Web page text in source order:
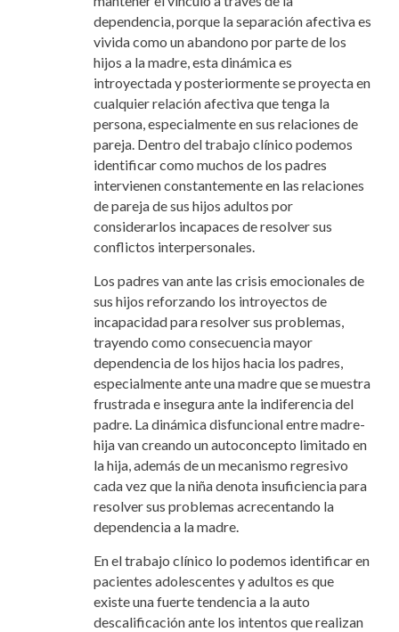
dependencia, porque la separación afectiva es
vivida como un abandono por parte de los
hijos a la madre, esta dinámica es
introyectada y posteriormente se proyecta en
cualquier relación afectiva que tenga la
persona, especialmente en sus relaciones de
pareja. Dentro del trabajo clínico podemos
identificar como muchos de los padres
intervienen constantemente en las relaciones
de pareja de sus hijos adultos por
considerarlos incapaces de resolver sus
conflictos interpersonales.
Los padres van ante las crisis emocionales de
sus hijos reforzando los introyectos de
incapacidad para resolver sus problemas,
trayendo como consecuencia mayor
dependencia de los hijos hacia los padres,
especialmente ante una madre que se muestra
frustrada e insegura ante la indiferencia del
padre. La dinámica disfuncional entre madre-
hija van creando un autoconcepto limitado en
la hija, además de un mecanismo regresivo
cada vez que la niña denota insuficiencia para
resolver sus problemas acrecentando la
dependencia a la madre.
En el trabajo clínico lo podemos identificar en
pacientes adolescentes y adultos es que
existe una fuerte tendencia a la auto
descalificación ante los intentos que realizan